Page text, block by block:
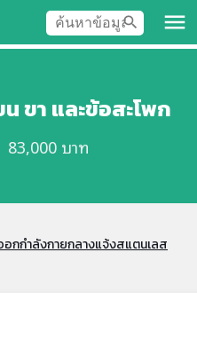
menu
search
ขา และข้อสะโพก
83,000 บาท
อกกำลังกายกลางแจ้งสแตนเลส